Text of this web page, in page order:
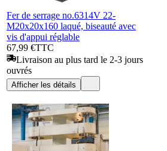
Fer de serrage no.6314V 22-
M20x20x160 laqué, biseauté avec
vis d'appui réglable
67,99 €TTC
Livraison au plus tard le 2-3 jours
ouvrés
Afficher les détails